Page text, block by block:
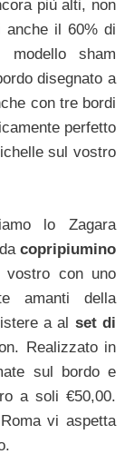
più alti, non
anche il 60% di
modello sham
disegnato a
con tre bordi
perfetto
sul vostro
lo Zagara
copripiumino
vostro con uno
amanti della
a al set di
Realizzato in
sul bordo e
a soli €50,00.
vi aspetta